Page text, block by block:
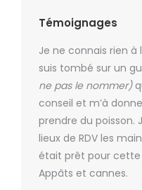
Témoignages
Je ne connais rien
suis tombé sur un
ne pas le nommer)
conseil et m’à
prendre du poisson.
lieux de RDV les
était prêt pour cette
Appâts et cannes.